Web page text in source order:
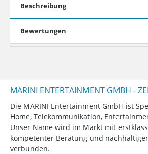
Beschreibung
Bewertungen
MARINI ENTERTAINMENT GMBH -
Die MARINI Entertainment GmbH ist
Home, Telekommunikation,
Unser Name wird im Markt mit
kompetenter Beratung und
verbunden.